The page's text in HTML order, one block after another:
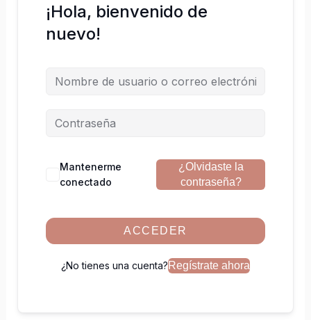
¡Hola, bienvenido de
nuevo!
Mantenerme
conectado
¿Olvidaste la
contraseña?
ACCEDER
¿No tienes una cuenta?Regístrate ahora